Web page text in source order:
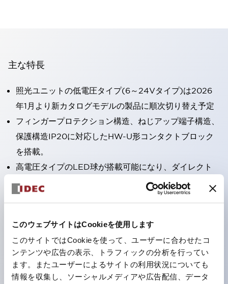
このウェブサイトはCookieを使用します
このサイトではCookieを使って、ユーザーに合わせたコ
ンテンツや広告の表示、トラフィックの分析を行ってい
ます。またユーザーによるサイトの利用状況についても
情報を収集し、ソーシャルメディアや広告配信、データ
主な特長
照光ユニットの低電圧タイプ(6～24Vタイプ)は2026
年1月より新カタログモデルの製品に順次切り替え予定
フィンガープロテクション構造、ねじアップ端子構造、
保護構造IP20に対応したHW-U形コンタクトブロック
を搭載。
高電圧タイプのLED球が搭載可能になり、ダイレクト
タイプの定格使用電圧が最大240Vまで対応可能になり
ました。
で色ごとに分かれていたLED球を、1色のLED球で各色
を表現できるようにしました。
UL、CSA、TÜV、CCC認証品。